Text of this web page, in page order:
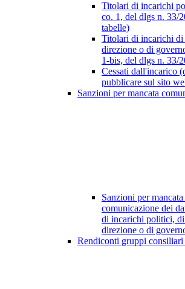
Titolari di incarichi
co. 1, del dlgs n. 33/
tabelle)
Titolari di incarichi di
direzione o di
1-bis, del dlgs n. 33/
Cessati dall'incarico
pubblicare sul sito
Sanzioni per mancata
Sanzioni per
comunicazione dei
di incarichi politici,
direzione o di
Rendiconti gruppi